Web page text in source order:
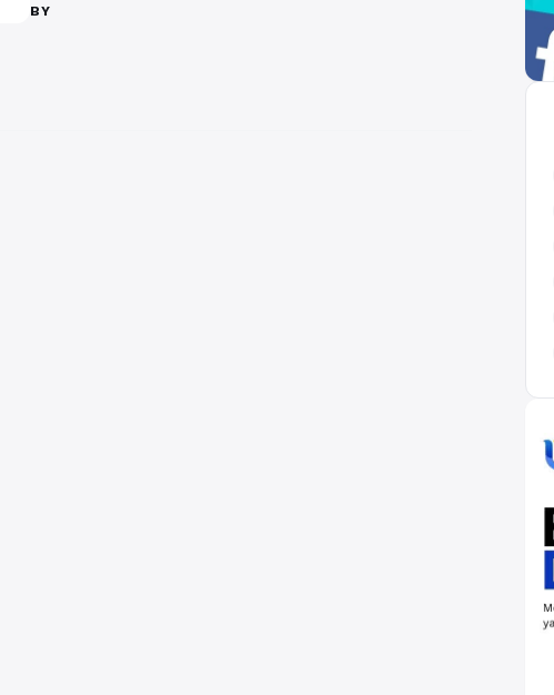
otomatisasi data bagi seluruh sektor industri. Anda
BY